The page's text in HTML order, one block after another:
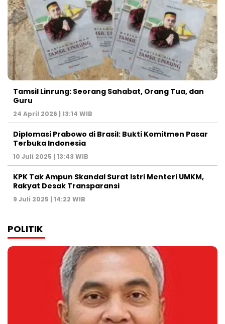
Tamsil Linrung: Seorang Sahabat, Orang Tua, dan
Guru
24 April 2026 | 13:14 WIB
Diplomasi Prabowo di Brasil: Bukti Komitmen Pasar
Terbuka Indonesia
10 Juli 2025 | 13:43 WIB
KPK Tak Ampun Skandal Surat Istri Menteri UMKM,
Rakyat Desak Transparansi
9 Juli 2025 | 14:22 WIB
POLITIK